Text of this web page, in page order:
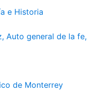
e Historia
Auto general de la fe,
de Monterrey